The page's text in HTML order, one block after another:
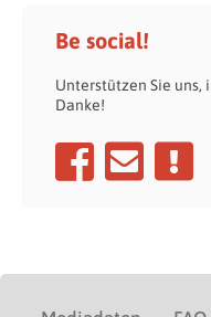
Be social!
Unterstützen Sie uns,
Danke!